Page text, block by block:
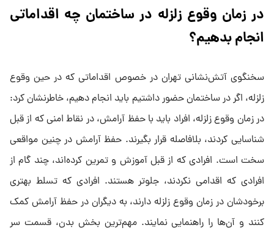
در زمان وقوع زلزله در ساختمان چه اقداماتی
انجام بدهیم؟
سخنگوی آتش‌نشانی تهران در خصوص اقداماتی که در حین وقوع
زلزله، اگر در ساختمان حضور داشتیم باید انجام دهیم، خاطرنشان کرد:
در زمان وقوع زلزله، افراد باید با حفظ آرامش، در نقاط امنی که از قبل
شناسایی کردند، بلافاصله قرار بگیرند. حفظ آرامش در چنین مواقعی
سخت است. افرادی که از قبل آموزش و تمرین کرده‌اند، چند گام از
افرادی که اقدامی نکردند، جلوتر هستند. افرادی که تسلط بهتری
برخودشان در زمان وقوع زلزله دارند، به دیگران در حفظ آرامش کمک
کنند و آن‌ها را راهنمایی نمایند. مهم‌ترین بخش بدن، قسمت سر